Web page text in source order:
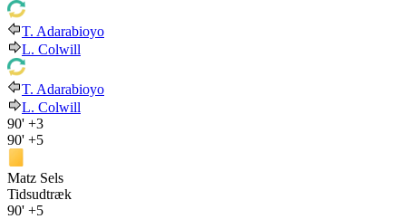
T. Adarabioyo
L. Colwill
T. Adarabioyo
L. Colwill
90' +3
90' +5
Matz Sels
Tidsudtræk
90' +5